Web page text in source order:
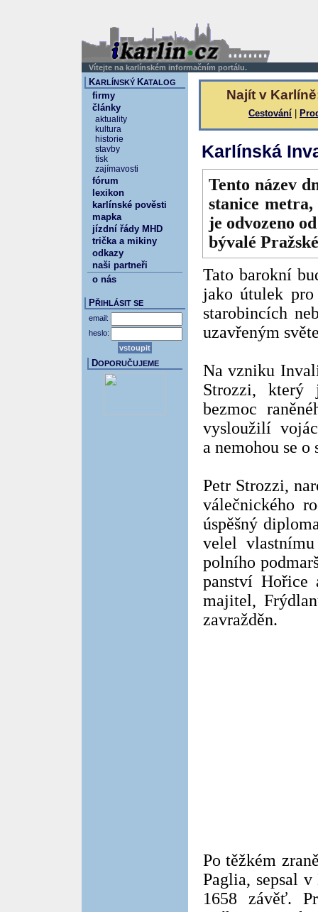
Vítejte na karlínském informačním portálu.
Najít v
Cestování
Karlínská
Tento název
stanice
je odvozeno
bývalé
Tato barokní
jako útulek
starobincích
uzavřeným
Na vzniku
Strozzi, který
bezmoc
vysloužilí
a nemohou se o
Petr Strozzi,
válečnického
úspěšný
velel
polního
panství Hořice
majitel,
zavražděn.
Po těžkém
Paglia, sepsal
1658 závěť.
KARLÍNSKÝ KATALOG
firmy
články
aktuality
kultura
historie
stavby
tisk
zajímavosti
fórum
lexikon
karlínské pověsti
mapka
jízdní řády MHD
trička a mikiny
odkazy
naši partneři
o nás
PŘIHLÁSIT SE
email:
heslo:
DOPORUČUJEME